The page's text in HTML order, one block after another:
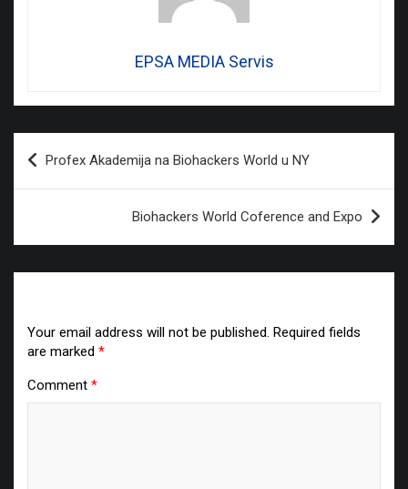
EPSA MEDIA Servis
Post
navigation
Profex Akademija na Biohackers World u NY
Biohackers World Coference and Expo
Your email address will not be published. Required fields
are marked *
Comment *